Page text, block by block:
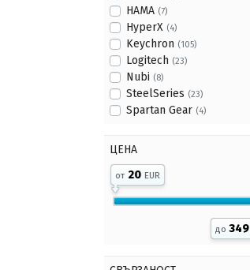
HAMA (7)
HyperX (4)
Keychron (105)
Logitech (23)
Nubi (8)
SteelSeries (23)
Spartan Gear (4)
ЦЕНА
от 20 EUR
до 349